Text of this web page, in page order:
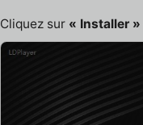
Cliquez sur « Installer »